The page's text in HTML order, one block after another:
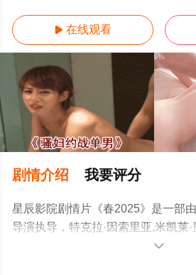
 在线观看
剧情介绍 我要评分
星辰影院剧情片《春2025》是一部
导演执导，特克拉·因索里亚,米凯莱
萨基,安德里亚·彭纳基,瓦伦蒂娜·贝
